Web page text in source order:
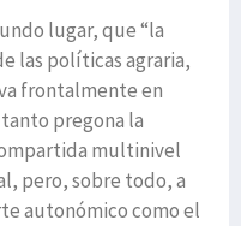
lugar, que “la
las políticas agraria,
frontalmente en
pregona la
multinivel
pero, sobre todo, a
autonómico como el